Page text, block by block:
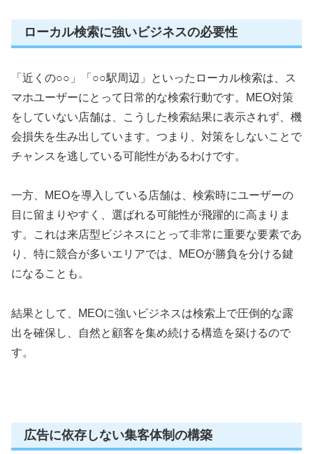
ローカル検索に強いビジネスの必要性
「近くの○○」「○○駅周辺」といったローカル検索は、ス
マホユーザーにとって日常的な検索行動です。MEO対策
をしていない店舗は、こうした検索結果に表示されず、機
会損失を生み出しています。つまり、対策をしないことで
チャンスを逃している可能性があるわけです。
一方、MEOを導入している店舗は、検索時にユーザーの
目に留まりやすく、選ばれる可能性が飛躍的に高まりま
す。これは来店型ビジネスにとって非常に重要な要素であ
り、特に競合が多いエリアでは、MEOが勝負を分ける鍵
になることも。
結果として、MEOに強いビジネスは検索上で圧倒的な露
出を確保し、自然と顧客を集め続ける構造を築けるので
す。
広告に依存しない集客体制の構築